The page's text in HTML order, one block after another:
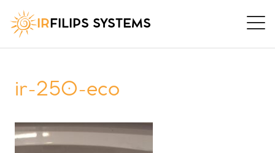
IR FILIPS SYSTEMS
ir-250-eco